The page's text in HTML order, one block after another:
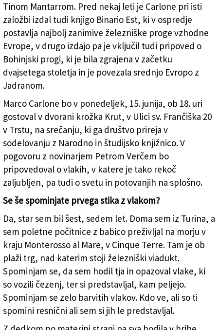
Tinom Mantarrom. Pred nekaj leti je Carlone pri isti
založbi izdal tudi knjigo Binario Est, ki v ospredje
postavlja najbolj zanimive železniške proge vzhodne
Evrope, v drugo izdajo pa je vključil tudi pripoved o
Bohinjski progi, ki je bila zgrajena v začetku
dvajsetega stoletja in je povezala srednjo Evropo z
Jadranom.
Marco Carlone bo v ponedeljek, 15. junija, ob 18. uri
gostoval v dvorani krožka Krut, v Ulici sv. Frančiška 20
v Trstu, na srečanju, ki ga društvo prireja v
sodelovanju z Narodno in študijsko knjižnico. V
pogovoru z novinarjem Petrom Verčem bo
pripovedoval o vlakih, v katere je tako rekoč
zaljubljen, pa tudi o svetu in potovanjih na splošno.
Se še spominjate prvega stika z vlakom?
Da, star sem bil šest, sedem let. Doma sem iz Turina, a
sem poletne počitnice z babico preživljal na morju v
kraju Monterosso al Mare, v Cinque Terre. Tam je ob
plaži trg, nad katerim stoji železniški viadukt.
Spominjam se, da sem hodil tja in opazoval vlake, ki
so vozili čezenj, ter si predstavljal, kam peljejo.
Spominjam se zelo barvitih vlakov. Kdo ve, ali so ti
spomini resnični ali sem si jih le predstavljal.